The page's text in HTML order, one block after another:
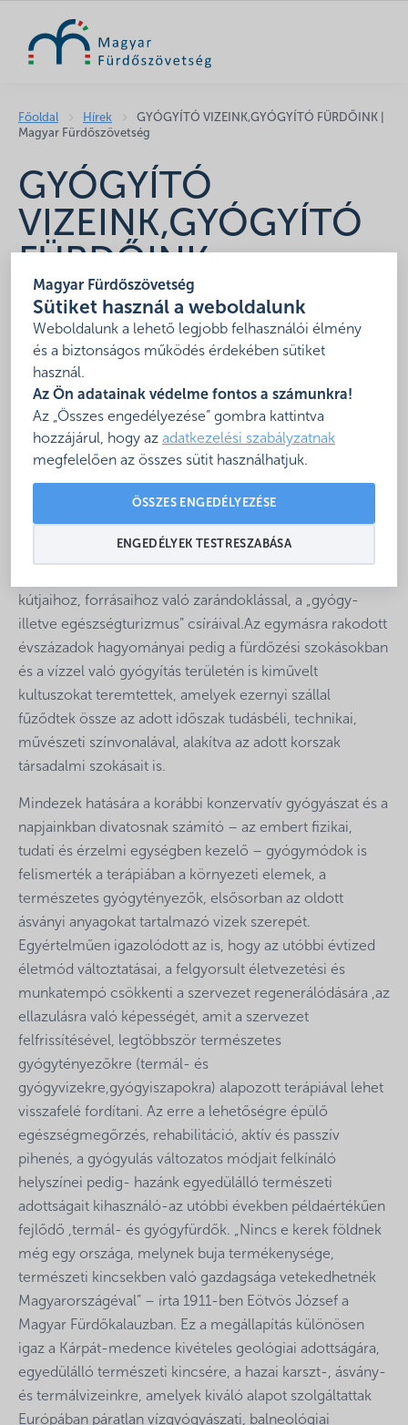
Magyar Fürdőszövetség
Sütiket használ a weboldalunk
Weboldalunk a lehető legjobb felhasználói élmény
és a biztonságos működés érdekében sütiket
használ.
Az Ön adatainak védelme fontos a számunkra!
Az „Összes engedélyezése” gombra kattintva
hozzájárul, hogy az adatkezelési szabályzatnak
megfelelően az összes sütit használhatjuk.
ÖSSZES ENGEDÉLYEZÉSE
ENGEDÉLYEK TESTRESZABÁSA
Főoldal Hírek
GYÓGYÍTÓ VIZEINK,GYÓGYÍTÓ FÜRDŐINK |
Magyar Fürdőszövetség
GYÓGYÍTÓ
VIZEINK,GYÓGYÍTÓ
FÜRDŐINK
2018. január 5.
Mottó: „A fürdőzés nagyon régi emberi szokás, s
nemcsak a testet edzi és üdíti, hanem a lelket is. Fürödj
lassan, tested törvényei szerint, megfontoltan és
ráérősen. A gyógyvizek átjárják tested és élénkítik lelked,
megnyugtatják munkától és világtól elkínzott idegeid”.
(Márai Sándor).
Az embert valami ősi, atavisztikus vonzódás köti a
vízhez. Talán génjei emlékeztetnek az élet bölcsőjére, az
kútjaihoz, forrásaihoz való zarándoklással, a „gyógy-
illetve egészségturizmus” csíráival.Az egymásra rakodott
évszázadok hagyományai pedig a fürdőzési szokásokban
és a vízzel való gyógyítás területén is kiművelt
kultuszokat teremtettek, amelyek ezernyi szállal
fűződtek össze az adott időszak tudásbéli, technikai,
művészeti színvonalával, alakítva az adott korszak
társadalmi szokásait is.
Mindezek hatására a korábbi konzervatív gyógyászat és a
napjainkban divatosnak számító – az embert fizikai,
tudati és érzelmi egységben kezelő – gyógymódok is
felismerték a terápiában a környezeti elemek, a
természetes gyógytényezők, elsősorban az oldott
ásványi anyagokat tartalmazó vizek szerepét.
Egyértelműen igazolódott az is, hogy az utóbbi évtized
életmód változtatásai, a felgyorsult életvezetési és
munkatempó csökkenti a szervezet regenerálódására ,az
ellazulásra való képességét, amit a szervezet
felfrissítésével, legtöbbször természetes
gyógytényezőkre (termál- és
gyógyvizekre,gyógyiszapokra) alapozott terápiával lehet
visszafelé fordítani. Az erre a lehetőségre épülő
egészségmegőrzés, rehabilitáció, aktív és passzív
pihenés, a gyógyulás változatos módjait felkínáló
helyszínei pedig- hazánk egyedülálló természeti
adottságait kihasználó-az utóbbi években példaértékűen
fejlődő ,termál- és gyógyfürdők. „Nincs e kerek földnek
még egy országa, melynek buja termékenysége,
természeti kincsekben való gazdagsága vetekedhetnék
Magyarországéval” – írta 1911-ben Eötvös József a
Magyar Fürdőkalauzban. Ez a megállapítás különösen
igaz a Kárpát-medence kivételes geológiai adottságára,
egyedülálló természeti kincsére, a hazai karszt-, ásvány-
és termálvizeinkre, amelyek kiváló alapot szolgáltattak
Európában páratlan vízgyógyászati, balneológiai